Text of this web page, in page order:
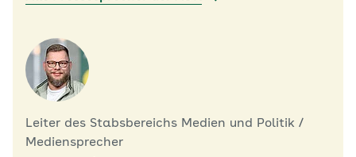
Leiter des Stabsbereichs Medien und Politik /
Mediensprecher